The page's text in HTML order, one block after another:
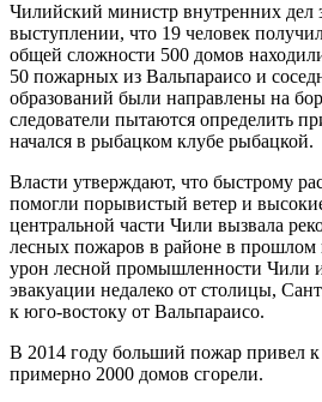
Чилийский министр внутренних дел
выступлении, что 19 человек
общей сложности 500 домов
50 пожарных из Вальпараисо и
образований были направлены на
следователи пытаются определить
начался в рыбацком клубе рыбацкой.
Власти утверждают, что быстрому
помогли порывистый ветер и
центральной части Чили вызвала
лесных пожаров в районе в прошлом
урон лесной промышленности Чили и
эвакуации недалеко от столицы,
к юго-востоку от Вальпараисо.
В 2014 году больший пожар привел к
примерно 2000 домов сгорели.